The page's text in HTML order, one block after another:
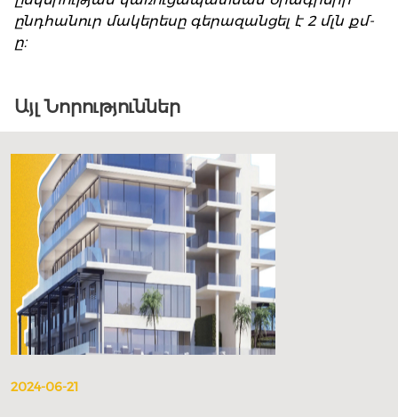
ընդհանուր մակերեսը գերազանցել է 2 մլն քմ-
ը։
Այլ Նորություններ
2024-06-21